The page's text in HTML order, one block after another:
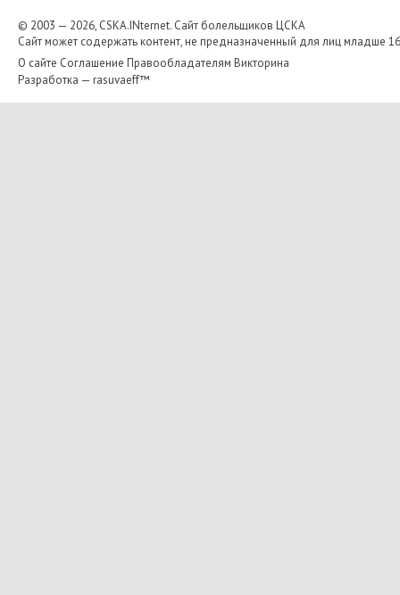
© 2003 — 2026, CSKA.INternet. Cайт болельщиков ЦСКА
Сайт может содержать контент, не предназначенный для лиц младше
О сайте Соглашение Правообладателям Викторина
Разработка — rasuvaeff™